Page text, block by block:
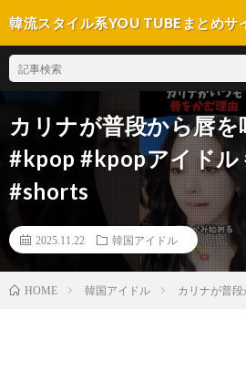
韓流スタイル系YOU TUBEまとめサ
カリナが普段から唇を
#kpop #kpopアイドル
#shorts
2025.11.22 韓国アイドル
HOME 韓国アイドル カリナが普